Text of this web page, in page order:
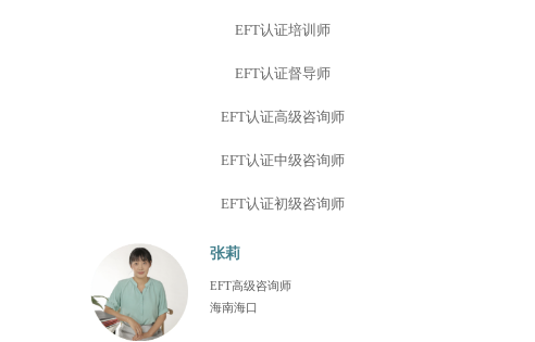
EFT认证培训师
EFT认证督导师
EFT认证高级咨询师
EFT认证中级咨询师
EFT认证初级咨询师
张莉
EFT高级咨询师
海南海口